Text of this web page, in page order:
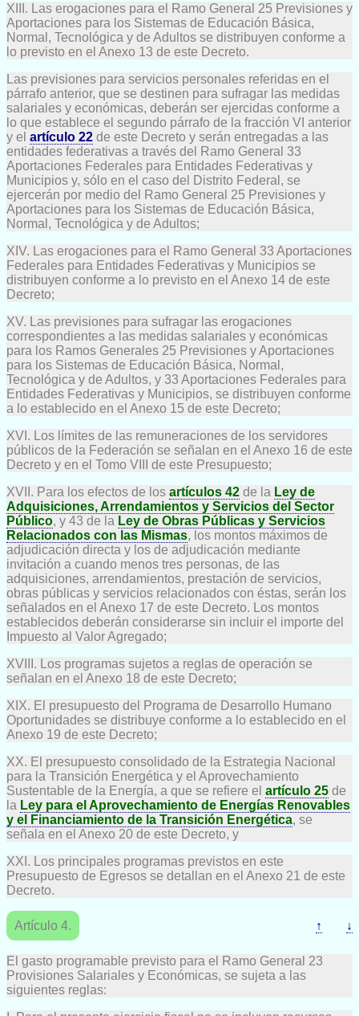
XIII. Las erogaciones para el Ramo General 25 Previsiones y
Aportaciones para los Sistemas de Educación Básica,
Normal, Tecnológica y de Adultos se distribuyen conforme a
lo previsto en el Anexo 13 de este Decreto.
Las previsiones para servicios personales referidas en el
párrafo anterior, que se destinen para sufragar las medidas
salariales y económicas, deberán ser ejercidas conforme a
lo que establece el segundo párrafo de la fracción VI anterior
y el artículo 22 de este Decreto y serán entregadas a las
entidades federativas a través del Ramo General 33
Aportaciones Federales para Entidades Federativas y
Municipios y, sólo en el caso del Distrito Federal, se
ejercerán por medio del Ramo General 25 Previsiones y
Aportaciones para los Sistemas de Educación Básica,
Normal, Tecnológica y de Adultos;
XIV. Las erogaciones para el Ramo General 33 Aportaciones
Federales para Entidades Federativas y Municipios se
distribuyen conforme a lo previsto en el Anexo 14 de este
Decreto;
XV. Las previsiones para sufragar las erogaciones
correspondientes a las medidas salariales y económicas
para los Ramos Generales 25 Previsiones y Aportaciones
para los Sistemas de Educación Básica, Normal,
Tecnológica y de Adultos, y 33 Aportaciones Federales para
Entidades Federativas y Municipios, se distribuyen conforme
a lo establecido en el Anexo 15 de este Decreto;
XVI. Los límites de las remuneraciones de los servidores
públicos de la Federación se señalan en el Anexo 16 de este
Decreto y en el Tomo VIII de este Presupuesto;
XVII. Para los efectos de los artículos 42 de la Ley de
Adquisiciones, Arrendamientos y Servicios del Sector
Público, y 43 de la Ley de Obras Públicas y Servicios
Relacionados con las Mismas, los montos máximos de
adjudicación directa y los de adjudicación mediante
invitación a cuando menos tres personas, de las
adquisiciones, arrendamientos, prestación de servicios,
obras públicas y servicios relacionados con éstas, serán los
señalados en el Anexo 17 de este Decreto. Los montos
establecidos deberán considerarse sin incluir el importe del
Impuesto al Valor Agregado;
XVIII. Los programas sujetos a reglas de operación se
señalan en el Anexo 18 de este Decreto;
XIX. El presupuesto del Programa de Desarrollo Humano
Oportunidades se distribuye conforme a lo establecido en el
Anexo 19 de este Decreto;
XX. El presupuesto consolidado de la Estrategia Nacional
para la Transición Energética y el Aprovechamiento
Sustentable de la Energía, a que se refiere el artículo 25 de
la Ley para el Aprovechamiento de Energías Renovables
y el Financiamiento de la Transición Energética, se
señala en el Anexo 20 de este Decreto, y
XXI. Los principales programas previstos en este
Presupuesto de Egresos se detallan en el Anexo 21 de este
Decreto.
Artículo 4. ↑ ↓
El gasto programable previsto para el Ramo General 23
Provisiones Salariales y Económicas, se sujeta a las
siguientes reglas: